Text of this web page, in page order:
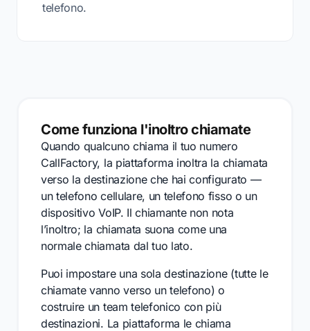
telefono.
Come funziona l'inoltro chiamate
Quando qualcuno chiama il tuo numero
CallFactory, la piattaforma inoltra la chiamata
verso la destinazione che hai configurato —
un telefono cellulare, un telefono fisso o un
dispositivo VoIP. Il chiamante non nota
l’inoltro; la chiamata suona come una
normale chiamata dal tuo lato.
Puoi impostare una sola destinazione (tutte le
chiamate vanno verso un telefono) o
costruire un team telefonico con più
destinazioni. La piattaforma le chiama